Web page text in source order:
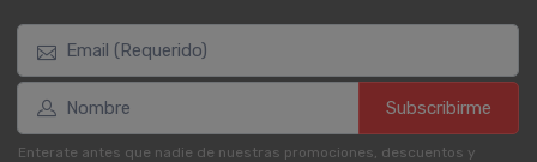
Subscribirme
Enterate antes que nadie de nuestras promociones, descuentos y